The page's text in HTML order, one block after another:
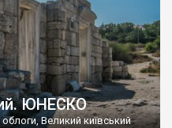
ЮНЕСКО
облоги, Великий київський